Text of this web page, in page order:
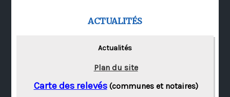
ACTUALITÉS
Actualités
Plan du site
Carte des relevés(communes et notaires)